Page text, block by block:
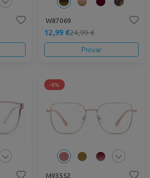
W87069
12,99 €24,99 €
Provar
-8%
M93552